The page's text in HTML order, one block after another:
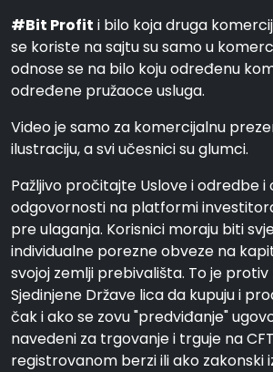
#Bit Profit i bilo koja druga
se koriste na sajtu su samo u
odnose se na bilo koju određenu
određene pružaoce usluga.
Video je samo za komercijalnu
ilustraciju, a svi učesnici su glumci.
Pažljivo pročitajte Uslove i odredbe i
odgovornosti na platformi
pre ulaganja. Korisnici moraju biti
individualne porezne obveze na
svojoj zemlji prebivališta. To je
Sjedinjene Države lica da kupuju i
čak i ako se zovu "predviđanje"
navedeni za trgovanje i trguje na
registrovanom berzi ili ako zakonski